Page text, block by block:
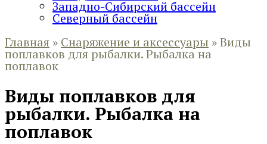
Западно-Сибирский бассейн
Северный бассейн
Главная » Снаряжение и аксессуары »Виды
поплавков для рыбалки. Рыбалка на
поплавок
Виды поплавков для
рыбалки. Рыбалка на
поплавок